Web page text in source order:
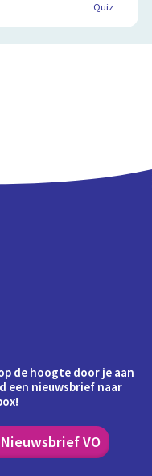
Quiz
de hoogte door je aan
een nieuwsbrief naar
Nieuwsbrief VO